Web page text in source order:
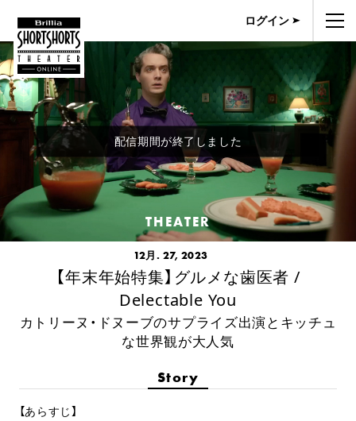
ログイン
配信期間が終了しました
THEATER
12月. 27, 2023
【年末年始特集】グルメな歯医者 /
Delectable You
カトリーヌ・ドヌーブのサプライズ出演とキッチュ
な世界観が大人気
Story
【あらすじ】